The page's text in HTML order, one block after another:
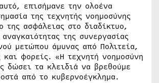
επισήμανε την ολοένα
της τεχνητής νοημοσύνης
της ασφάλειας στο διαδίκτυο,
της συνεργασίας
μετώπου άμυνας από Πολιτεία,
και φορείς. «Η τεχνητή νοημοσύνη
δώσει τα κλειδιά να βρεθούμε
από το κυβερνοέγκλημα.